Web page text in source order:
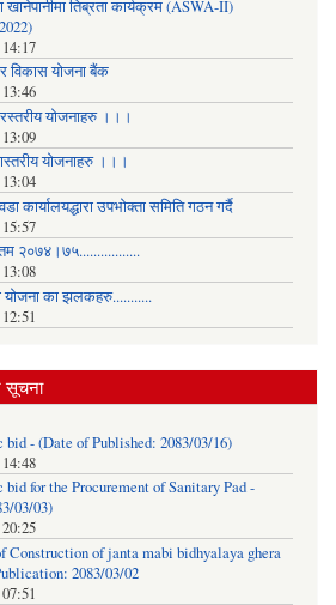
तिब्रता कार्यक्रम (ASWA-II)
विकास योजना बैंक
योजनाहरु ।।।
योजनाहरु ।।।
कार्यालयद्धारा उपभोक्ता समिति गठन गर्दै
२०७४।७५.................
का झलकहरु...........
सूचना
- (Date of Published: 2083/03/16)
for the Procurement of Sanitary Pad -
03/03)
of janta mabi bidhyalaya ghera
2083/03/02